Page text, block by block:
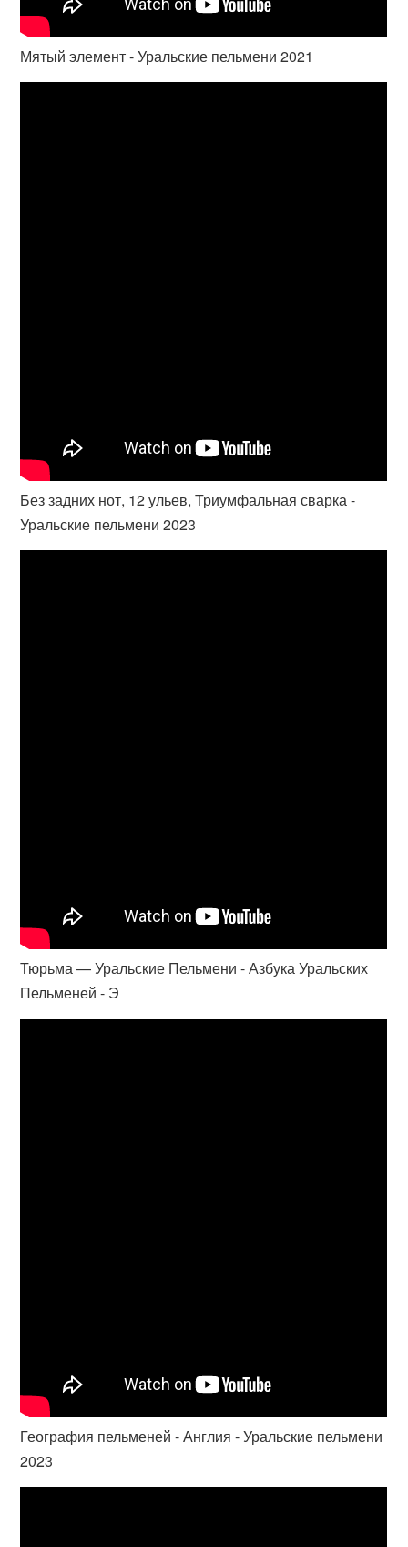
Мятый элемент - Уральские пельмени 2021
Без задних нот, 12 ульев, Триумфальная сварка -
Уральские пельмени 2023
Тюрьма — Уральские Пельмени - Азбука Уральских
Пельменей - Э
География пельменей - Англия - Уральские пельмени
2023